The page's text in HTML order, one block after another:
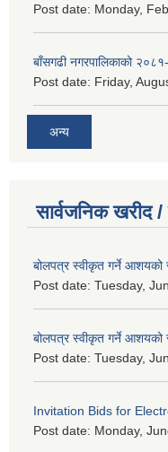
Post date: Monday,
बाँसगढी नगरपालिकाको
Post date: Friday,
अन्य
सार्वजनिक खरीद
बोलपत्र स्वीकृत गर्ने आशयको
Post date: Tuesday,
बोलपत्र स्वीकृत गर्ने आशयको
Post date: Tuesday,
Invitation Bids for
Post date: Monday,